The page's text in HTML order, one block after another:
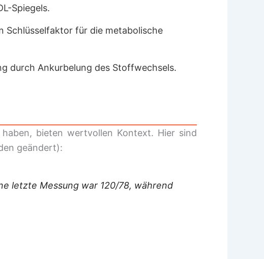
Spiegels.
Schlüsselfaktor für die metabolische
durch Ankurbelung des Stoffwechsels.
bieten wertvollen Kontext. Hier sind
geändert):
letzte Messung war 120/78, während